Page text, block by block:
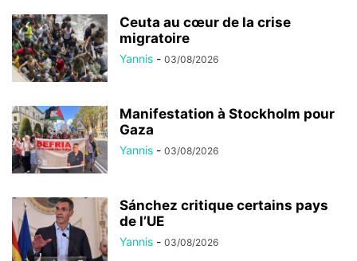
Ceuta au cœur de la crise
migratoire
Yannis - 03/08/2026
Manifestation à Stockholm pour
Gaza
Yannis - 03/08/2026
Sánchez critique certains pays
de l’UE
Yannis - 03/08/2026